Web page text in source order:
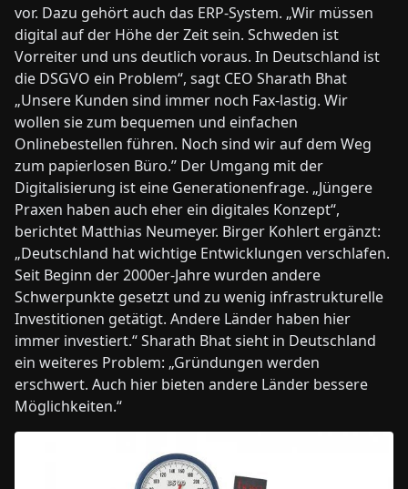
vor. Dazu gehört auch das ERP-System. „Wir müssen
digital auf der Höhe der Zeit sein. Schweden ist
Vorreiter und uns deutlich voraus. In Deutschland ist
die DSGVO ein Problem“, sagt CEO Sharath Bhat
„Unsere Kunden sind immer noch Fax-lastig. Wir
wollen sie zum bequemen und einfachen
Onlinebestellen führen. Noch sind wir auf dem Weg
zum papierlosen Büro.” Der Umgang mit der
Digitalisierung ist eine Generationenfrage. „Jüngere
Praxen haben auch eher ein digitales Konzept“,
berichtet Matthias Neumeyer. Birger Kohlert ergänzt:
„Deutschland hat wichtige Entwicklungen verschlafen.
Seit Beginn der 2000er-Jahre wurden andere
Schwerpunkte gesetzt und zu wenig infrastrukturelle
Investitionen getätigt. Andere Länder haben hier
immer investiert.“ Sharath Bhat sieht in Deutschland
ein weiteres Problem: „Gründungen werden
erschwert. Auch hier bieten andere Länder bessere
Möglichkeiten.“